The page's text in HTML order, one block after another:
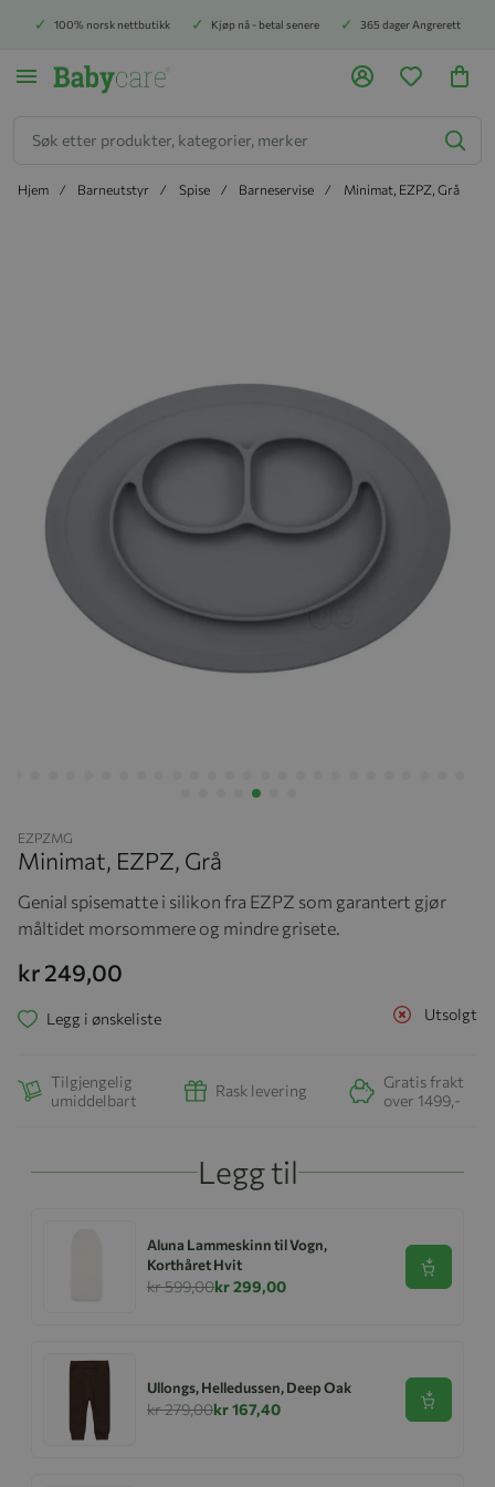
100% norsk nettbutikk Kjøp nå - betal senere 365 dager Angrerett
Hjem Barneutstyr Spise Barneservise Minimat, EZPZ, Grå
EZPZMG
Minimat, EZPZ, Grå
Genial spisematte i silikon fra EZPZ som garantert gjør
måltidet morsommere og mindre grisete.
kr 249,00
Utsolgt
Legg i ønskeliste
Tilgjengelig
umiddelbart
Rask levering
Gratis frakt
over 1499,-
Legg til
Aluna Lammeskinn til Vogn,
Korthåret Hvit
kr 599,00kr 299,00
Se
Ullongs, Helledussen, Deep Oak
kr 279,00kr 167,40 Se